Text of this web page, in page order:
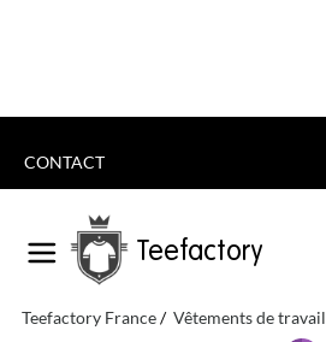
CONTACT
Teefactory
Teefactory France Vêtements de travail